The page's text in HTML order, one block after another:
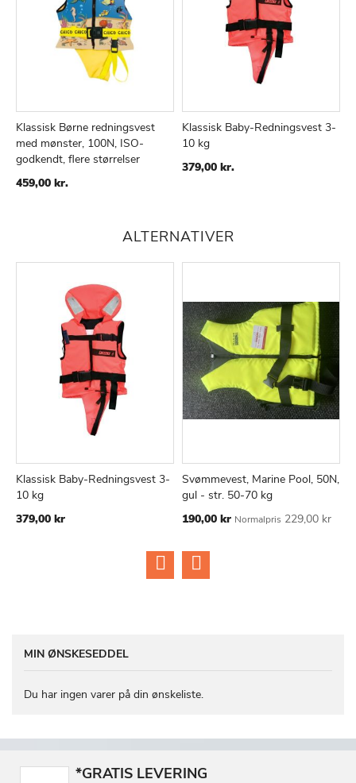
TILFØJ
TIL
ØNSKE
LISTE
SAMMENLIGN
Klassisk Børne redningsvest
med mønster, 100N, ISO-
godkendt, flere størrelser
459,00 kr.
TIL
ØNSKE
Klassisk Baby-Redningsvest 3-
10 kg
379,00 kr.
ALTERNATIVER
Læg i kurv
TILFØJSAMMENLIGN
Klassisk Baby-Redningsvest 3-
10 kg
379,00 kr
Læg i kurv
TILFØJ
ØNSKE
Svømmevest, Marine Pool, 50N,
gul - str. 50-70 kg
Tilbudspris
190,00 kr Normalpris 229,00 kr
MIN ØNSKESEDDEL
Du har ingen varer på din ønskeliste.
*GRATIS LEVERING